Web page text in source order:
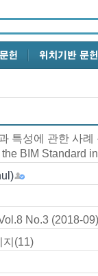
특성에 관한 사
BIM Standard
No.3 (2018-09)
지(11)